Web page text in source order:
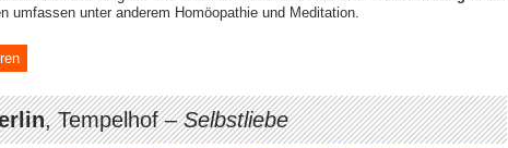
umfassen unter anderem Homöopathie und Meditation.
, Tempelhof –Selbstliebe